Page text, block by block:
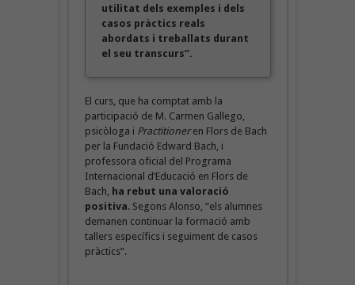
utilitat dels exemples i dels
casos pràctics reals
abordats i treballats durant
el seu transcurs”.
El curs, que ha comptat amb la
participació de M. Carmen Gallego,
psicòloga i Practitioneren Flors de Bach
per la Fundació Edward Bach, i
professora oficial del Programa
Internacional d’Educació en Flors de
Bach,
ha rebut una valoració
positiva. Segons Alonso, “els alumnes
demanen continuar la formació amb
tallers específics i seguiment de casos
pràctics”.